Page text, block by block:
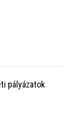
pályázatok